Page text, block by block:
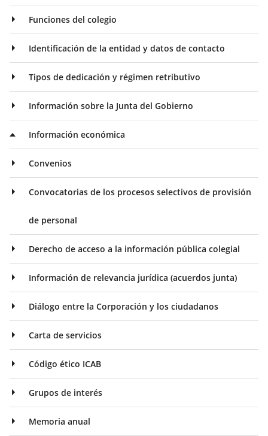
Funciones del colegio
Identificación de la entidad y datos de contacto
Tipos de dedicación y régimen retributivo
Información sobre la Junta del Gobierno
Información económica
Convenios
Convocatorias de los procesos selectivos de provisión
de personal
Derecho de acceso a la información pública colegial
Información de relevancia jurídica (acuerdos junta)
Diálogo entre la Corporación y los ciudadanos
Carta de servicios
Código ético ICAB
Grupos de interés
Memoria anual